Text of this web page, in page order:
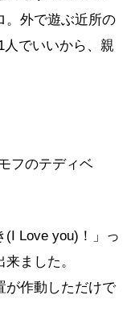
。外で遊ぶ近所の
人でいいから、親
フのテディベ
(I Love you)！」っ
ました。
作動しただけで